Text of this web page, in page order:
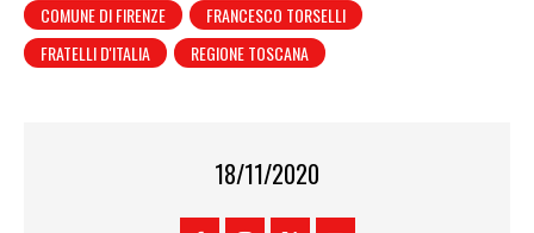
COMUNE DI FIRENZE
FRANCESCO TORSELLI
FRATELLI D'ITALIA
REGIONE TOSCANA
18/11/2020